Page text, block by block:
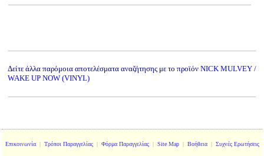
Δείτε άλλα παρόμοια αποτελέσματα αναζήτησης με το προϊόν NICK MULVEY /
WAKE UP NOW (VINYL)
Επικοινωνία| Τρόποι Παραγγελίας| Φόρμα Παραγγελίας| Site Map| Βοήθεια| Συχνές Ερωτήσεις